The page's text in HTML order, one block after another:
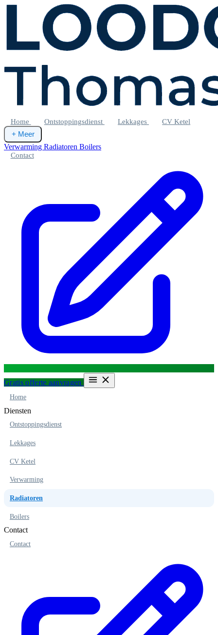
Home Ontstoppingsdienst Lekkages CV Ketel
+ Meer
Verwarming Radiatoren Boilers
Contact
Gratis offerte aanvragen
Home
Diensten
Ontstoppingsdienst
Lekkages
CV Ketel
Verwarming
Radiatoren
Boilers
Contact
Contact